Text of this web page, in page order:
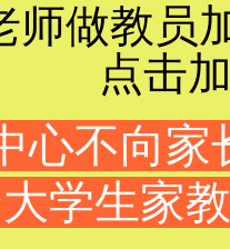
师做教员
点击
心不向
学生家